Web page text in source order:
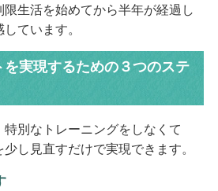
限生活を始めてから半年が経過し
ています。
を実現するための３つのステ
別なトレーニングをしなくて
し見直すだけで実現できます。